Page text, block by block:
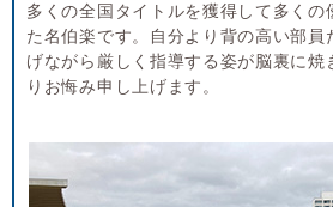
多くの全国タイトルを獲得して多くの
た名伯楽です。自分より背の高い部員
げながら厳しく指導する姿が脳裏に焼
りお悔み申し上げます。